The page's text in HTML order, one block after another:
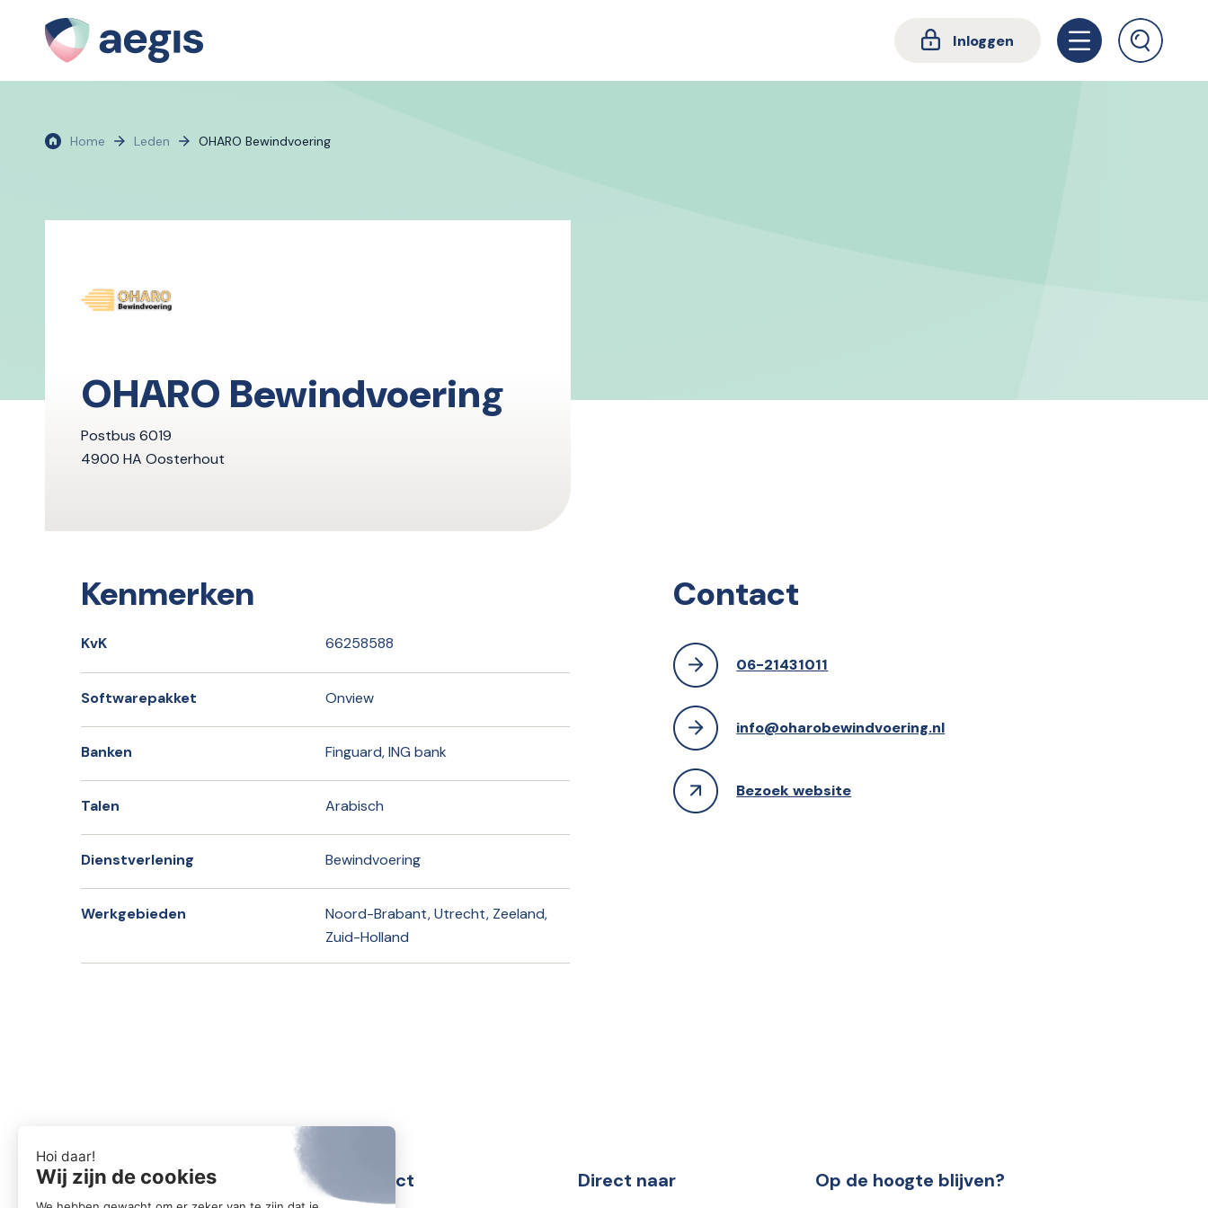
Inloggen
Home Leden OHARO Bewindvoering
OHARO Bewindvoering
Postbus 6019
4900 HA Oosterhout
Kenmerken
KvK 66258588
Softwarepakket Onview
Banken Finguard, ING bank
Talen Arabisch
Dienstverlening Bewindvoering
Werkgebieden
Noord-Brabant, Utrecht, Zeeland,
Zuid-Holland
Contact
06-21431011
info@oharobewindvoering.nl
Bezoek website
Contact Direct naar Op de hoogte blijven?